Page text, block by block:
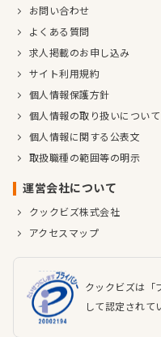
お問い合わせ
よくある質問
求人掲載のお申し込み
サイト利用規約
個人情報保護方針
個人情報の取り扱いについて
個人情報に関する公表文
取扱職種の範囲等の明示
運営会社について
クックビズ株式会社
アクセスマップ
クックビズは「
して認定されて